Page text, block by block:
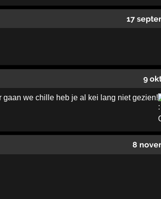
17
9
we chille heb je al kei lang niet gezien!
8